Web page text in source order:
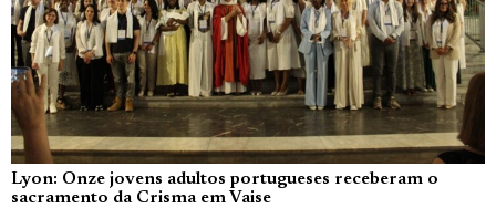
Lyon: Onze jovens adultos portugueses receberam o
sacramento da Crisma em Vaise